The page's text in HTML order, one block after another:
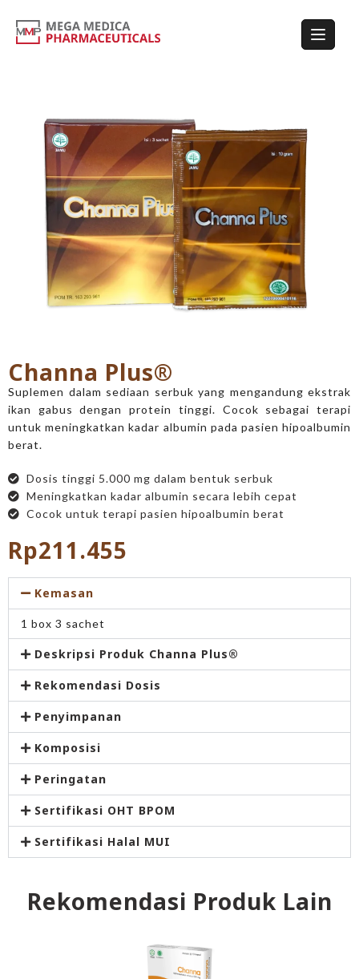
Channa Plus®
Suplemen dalam sediaan serbuk yang mengandung ekstrak
ikan gabus dengan protein tinggi. Cocok sebagai terapi
untuk meningkatkan kadar albumin pada pasien hipoalbumin
berat.
Dosis tinggi 5.000 mg dalam bentuk serbuk
Meningkatkan kadar albumin secara lebih cepat
Cocok untuk terapi pasien hipoalbumin berat
Rp211.455
Kemasan
1 box 3 sachet
Deskripsi Produk Channa Plus®
Rekomendasi Dosis
Penyimpanan
Komposisi
Peringatan
Sertifikasi OHT BPOM
Sertifikasi Halal MUI
Rekomendasi Produk Lain